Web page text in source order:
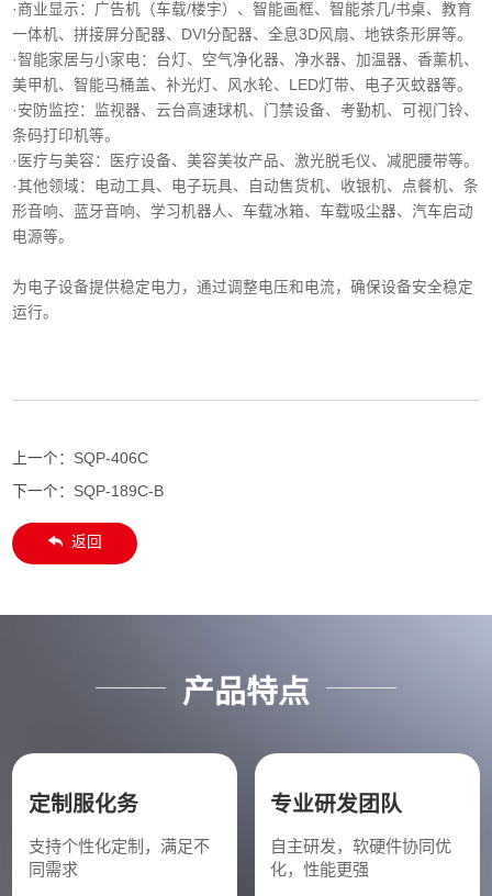
·商业显示‌：广告机（车载/楼宇）、智能画框、智能茶几/书桌、教育
一体机、拼接屏分配器、DVI分配器、全息3D风扇、地铁条形屏等。
·智能家居与小家电‌：台灯、空气净化器、净水器、加温器、香薰机、
美甲机、智能马桶盖、补光灯、风水轮、LED灯带、电子灭蚊器等。
‌·安防监控‌：监视器、云台高速球机、门禁设备、考勤机、可视门铃、
条码打印机等。
·医疗与美容‌：医疗设备、美容美妆产品、激光脱毛仪、减肥腰带等。
‌·其他领域‌：电动工具、电子玩具、自动售货机、收银机、点餐机、条
形音响、蓝牙音响、学习机器人、车载冰箱、车载吸尘器、汽车启动
电源等。
为电子设备提供稳定电力，通过调整电压和电流，确保设备安全稳定
运行。
上一个： SQP-406C
下一个： SQP-189C-B
返回
产品特点
定制服化务
支持个性化定制，满足不
同需求
专业研发团队
自主研发，软硬件协同优
化，性能更强